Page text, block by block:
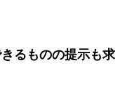
るものの提示も求